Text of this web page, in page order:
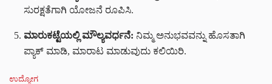
ಸುರಕ್ಷತೆಗಾಗಿ ಯೋಜನೆ ರೂಪಿಸಿ.
ಮಾರುಕಟ್ಟೆಯಲ್ಲಿ ಮೌಲ್ಯವರ್ಧನೆ: ನಿಮ್ಮ ಅನುಭವವನ್ನು ಹೊಸತಾಗಿ
ಪ್ಯಾಕ್ ಮಾಡಿ, ಮಾರಾಟ ಮಾಡುವುದು ಕಲಿಯಿರಿ.
C
ಉದ್ಯೋಗ